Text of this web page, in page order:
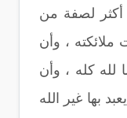
أكثر لصفة من
، وأن
لله كله ، وأن
بها غير الله